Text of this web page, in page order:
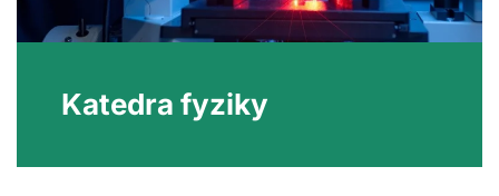
Katedra fyziky